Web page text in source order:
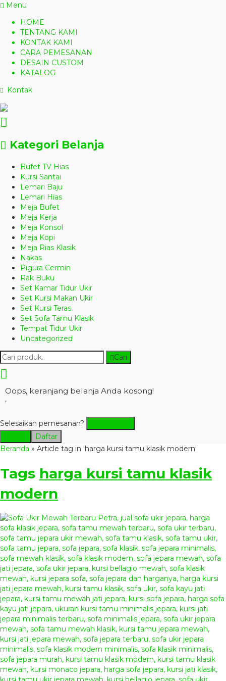
Menu
HOME
TENTANG KAMI
KONTAK KAMI
CARA PEMESANAN
DESAIN CUSTOM
KATALOG
Kontak
Kategori Belanja
Bufet TV Hias
Kursi Santai
Lemari Baju
Lemari Hias
Meja Bufet
Meja Kerja
Meja Konsol
Meja Kopi
Meja Rias Klasik
Nakas
Pigura Cermin
Rak Buku
Set Kamar Tidur Ukir
Set Kursi Makan Ukir
Set Kursi Teras
Set Sofa Tamu Klasik
Tempat Tidur Ukir
Uncategorized
Cari
Oops, keranjang belanja Anda kosong!
Selesaikan pemesanan?
Daftar
Beranda » Article tag in 'harga kursi tamu klasik modern'
Tags harga kursi tamu klasik
modern